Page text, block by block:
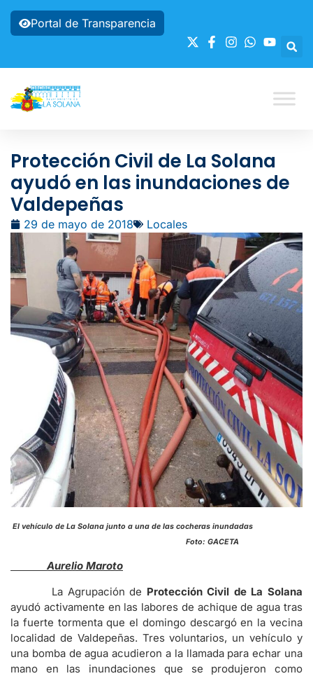
Portal de Transparencia
Protección Civil de La Solana
ayudó en las inundaciones de
Valdepeñas
29 de mayo de 2018 Locales
El vehículo de La Solana junto a una de las cocheras inundadas
Foto: GACETA
Aurelio Maroto
La Agrupación de Protección Civil de La Solana
ayudó activamente en las labores de achique de agua tras
la fuerte tormenta que el domingo descargó en la vecina
localidad de Valdepeñas. Tres voluntarios, un vehículo y
una bomba de agua acudieron a la llamada para echar una
mano en las inundaciones que se produjeron como